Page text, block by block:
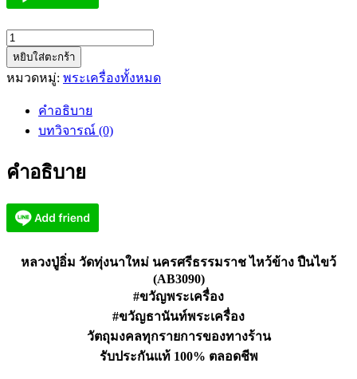
จำนวน
หลวง
ปู่
ใหม่
ไหว้
ปืน
หยิบใส่ตะกร้า
หมวดหมู่: พระเครื่องทั้งหมด
คำอธิบาย
บทวิจารณ์ (0)
คำอธิบาย
หลวงปู่อิ่ม วัดทุ่งนาใหม่ นครศรีธรรมราช ไหว้ข้าง ปืนไขว้
(AB3090)
#ขวัญพระเครื่อง
#ขวัญธานันท์พระเครื่อง
วัตถุมงคลทุกรายการของทางร้าน
รับประกันแท้ 100% ตลอดชีพ